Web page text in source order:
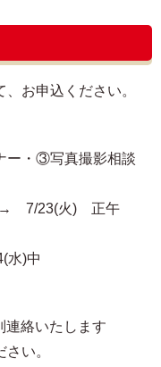
お申込ください。
ー・③写真撮影相談
7/23(火) 正午
)中
連絡いたします
い。